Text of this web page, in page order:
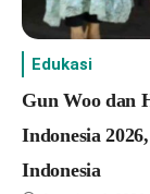
Edukasi
Gun Woo dan
Indonesia
Indonesia